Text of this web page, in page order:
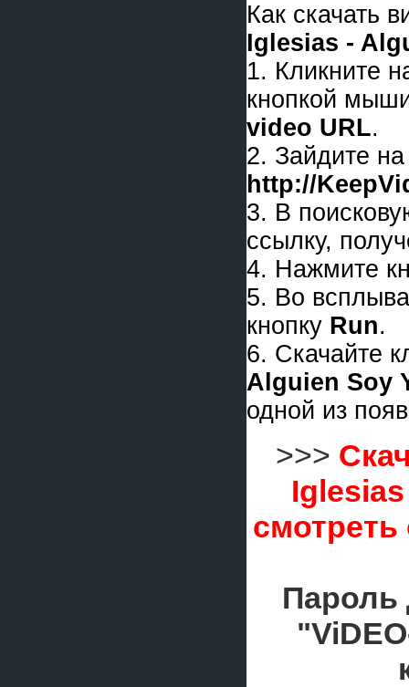
Как скачать
Iglesias -
1. Кликните
кнопкой
video URL.
2. Зайдите на
http://
3. В
ссылку,
4. Нажмите
5. Во
кнопку Run.
6. Скачайте
Alguien Soy
одной из
>>>
Пароль